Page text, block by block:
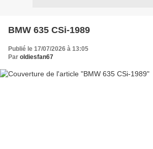
BMW 635 CSi-1989
Publié le 17/07/2026 à 13:05
Par oldiesfan67